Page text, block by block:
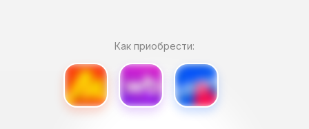
Как приобрести: